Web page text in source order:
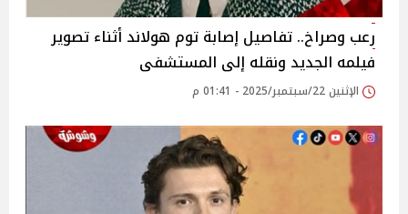
رعب وصراخ.. تفاصيل إصابة توم هولاند أثناء تصوير
فيلمه الجديد ونقله إلى المستشفى
الإثنين 22/سبتمبر/2025 - 01:41 م